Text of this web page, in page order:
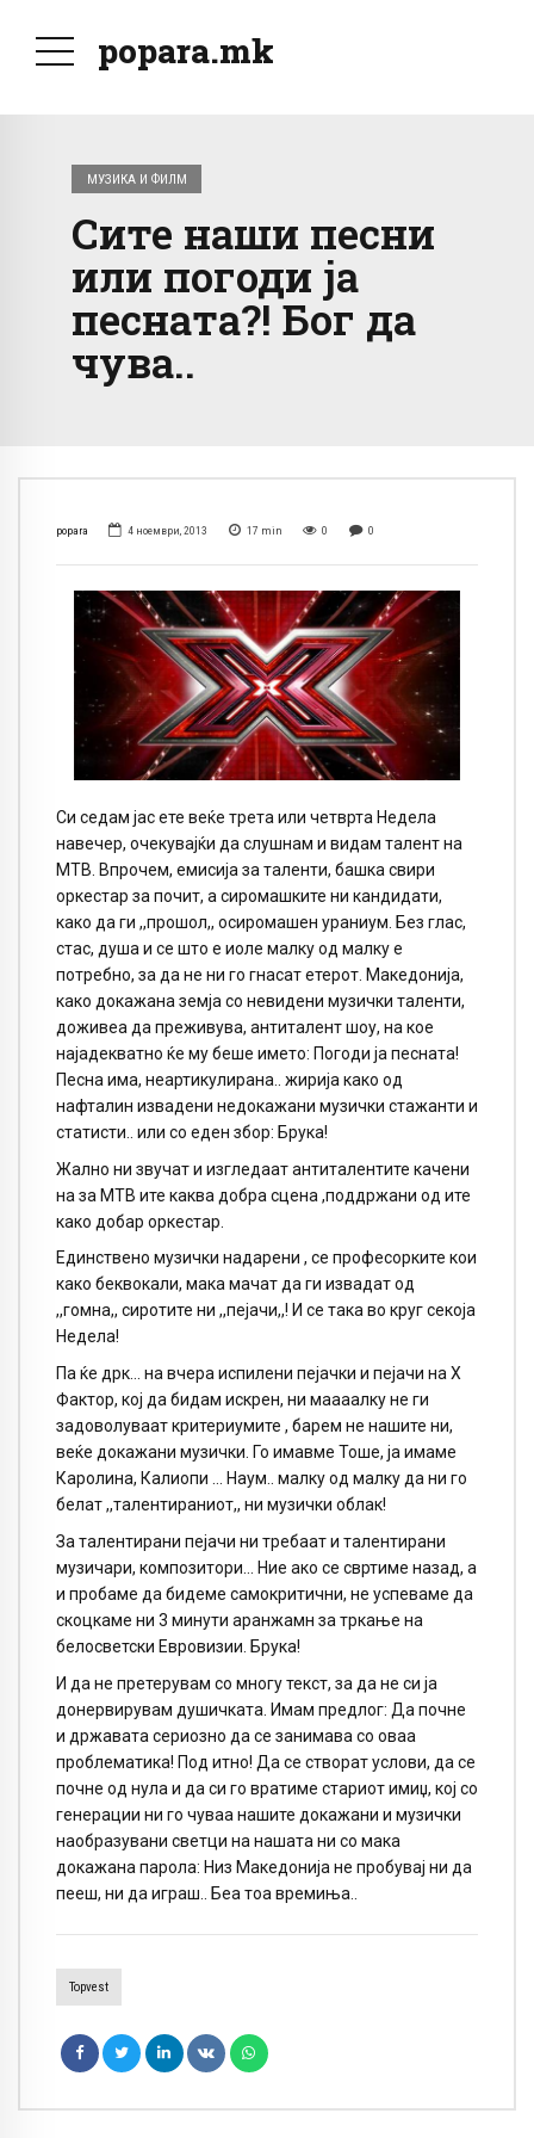
popara.mk
МУЗИКА И ФИЛМ
Сите наши песни
или погоди ја
песната?! Бог да
чува..
popara 4 ноември, 2013 17 min 0 0
Си седам јас ете веќе трета или четврта Недела
навечер, очекувајќи да слушнам и видам талент на
МТВ. Впрочем, емисија за таленти, башка свири
оркестар за почит, а сиромашките ни кандидати,
како да ги ,,прошол,, осиромашен ураниум. Без глас,
стас, душа и се што е иоле малку од малку е
потребно, за да не ни го гнасат етерот. Македонија,
како докажана земја со невидени музички таленти,
доживеа да преживува, антиталент шоу, на кое
најадекватно ќе му беше името: Погоди ја песната!
Песна има, неартикулирана.. жирија како од
нафталин извадени недокажани музички стажанти и
статисти.. или со еден збор: Брука!
Жално ни звучат и изгледаат антиталентите качени
на за МТВ ите каква добра сцена ,поддржани од ите
како добар оркестар.
Единствено музички надарени , се професорките кои
како беквокали, мака мачат да ги извадат од
,,гомна,, сиротите ни ,,пејачи,,! И се така во круг секоја
Недела!
Па ќе дрк… на вчера испилени пејачки и пејачи на Х
Фактор, кој да бидам искрен, ни маааалку не ги
задоволуваат критериумите , барем не нашите ни,
веќе докажани музички. Го имавме Тоше, ја имаме
Каролина, Калиопи … Наум.. малку од малку да ни го
белат ,,талентираниот,, ни музички облак!
За талентирани пејачи ни требаат и талентирани
музичари, композитори… Ние ако се свртиме назад, а
и пробаме да бидеме самокритични, не успеваме да
скоцкаме ни 3 минути аранжамн за тркање на
белосветски Евровизии. Брука!
И да не претерувам со многу текст, за да не си ја
донервирувам душичката. Имам предлог: Да почне
и државата сериозно да се занимава со оваа
проблематика! Под итно! Да се створат услови, да се
почне од нула и да си го вратиме стариот имиџ, кој со
генерации ни го чуваа нашите докажани и музички
наобразувани светци на нашата ни со мака
докажана парола: Низ Македонија не пробувај ни да
пееш, ни да играш.. Беа тоа времиња..
Topvest